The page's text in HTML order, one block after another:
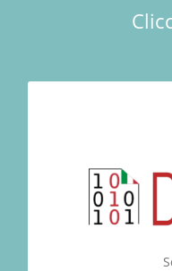
CLOUD
. Digitalizza,
archivia e ricerca
sui costi di